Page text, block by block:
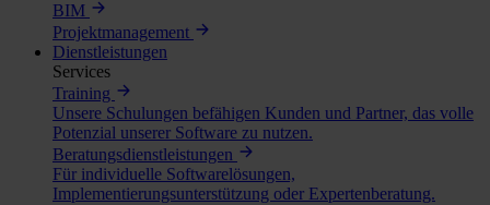
BIM
Projektmanagement
Dienstleistungen
Services
Training
Unsere Schulungen befähigen Kunden und Partner, das volle
Potenzial unserer Software zu nutzen.
Beratungsdienstleistungen
Für individuelle Softwarelösungen,
Implementierungsunterstützung oder Expertenberatung.